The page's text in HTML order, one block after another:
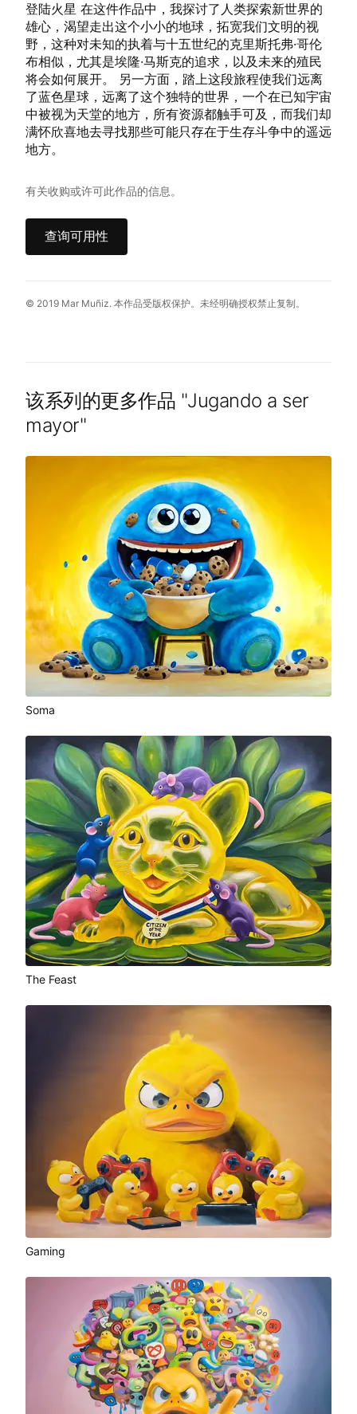
登陆火星 在这件作品中，我探讨了人类探索新世界的
雄心，渴望走出这个小小的地球，拓宽我们文明的视
野，这种对未知的执着与十五世纪的克里斯托弗·哥伦
布相似，尤其是埃隆·马斯克的追求，以及未来的殖民
将会如何展开。 另一方面，踏上这段旅程使我们远离
了蓝色星球，远离了这个独特的世界，一个在已知宇宙
中被视为天堂的地方，所有资源都触手可及，而我们却
满怀欣喜地去寻找那些可能只存在于生存斗争中的遥远
地方。
有关收购或许可此作品的信息。
查询可用性
© 2019 Mar Muñiz. 本作品受版权保护。未经明确授权禁止复制。
该系列的更多作品 "Jugando a ser
mayor"
Soma
The Feast
Gaming